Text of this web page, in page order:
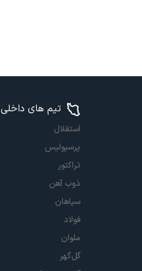
تیم های داخلی
استقلال
پرسپولیس
تراکتور
ذوب آهن
سپاهان
فولاد
ملوان
گل‌گهر